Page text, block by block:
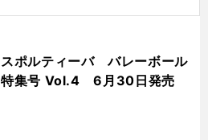
スポルティーバ バレーボール
特集号 Vol.4 6月30日発売